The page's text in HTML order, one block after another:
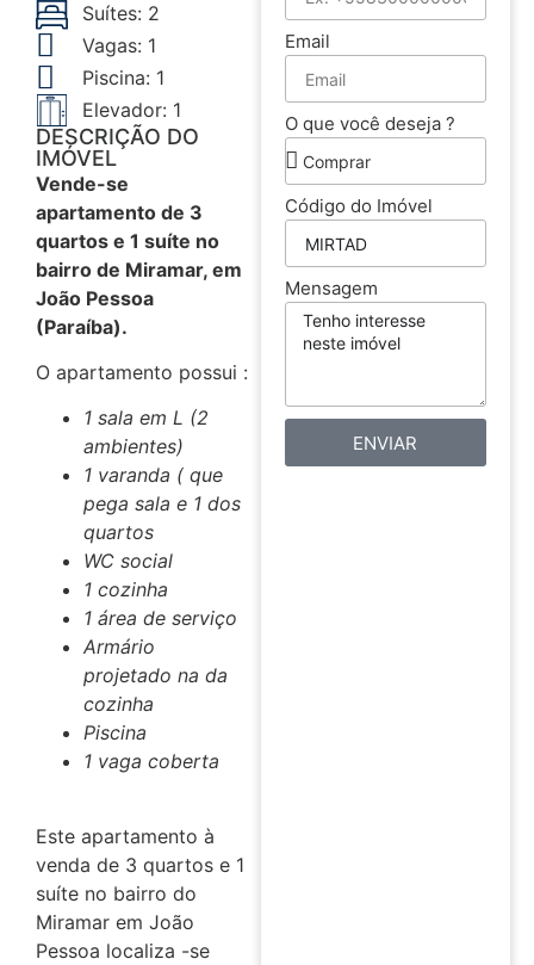
Suítes: 2
Vagas: 1
Piscina: 1
Elevador: 1
DESCRIÇÃO DO
IMÓVEL
Vende-se
apartamento de 3
quartos e 1 suíte no
bairro de Miramar, em
João Pessoa
(Paraíba).
O apartamento possui :
1 sala em L (2
ambientes)
1 varanda ( que
pega sala e 1 dos
quartos
WC social
1 cozinha
1 área de serviço
Armário
projetado na da
cozinha
Piscina
1 vaga coberta
Este apartamento à
venda de 3 quartos e 1
suíte no bairro do
Miramar em João
Pessoa localiza -se
Email
O que você deseja ?
Código do Imóvel
Mensagem
ENVIAR